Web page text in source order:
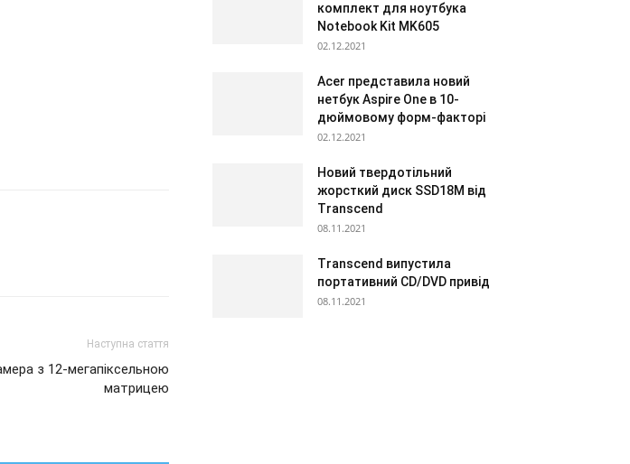
Наступна стаття
з 12-мегапіксельною
матрицею
комплект для ноутбука
Notebook Kit MK605
02.12.2021
Acer представила новий
нетбук Aspire One в 10-
дюймовому форм-факторі
02.12.2021
Новий твердотільний
жорсткий диск SSD18M від
Transcend
08.11.2021
Transcend випустила
портативний CD/DVD привід
08.11.2021